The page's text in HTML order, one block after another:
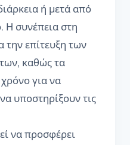
ή μετά από
Η συνέπεια στη
την επίτευξη των
καθώς τα
για να
υποστηρίξουν τις
να προσφέρει